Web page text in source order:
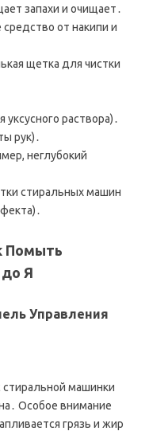
запахи и очищает․
от накипи и
щетка для чистки
раствора)․
рук)․
неглубокий
стиральных машин
Помыть
Я
Управления
стиральной машинки
Особое внимание
грязь и жир